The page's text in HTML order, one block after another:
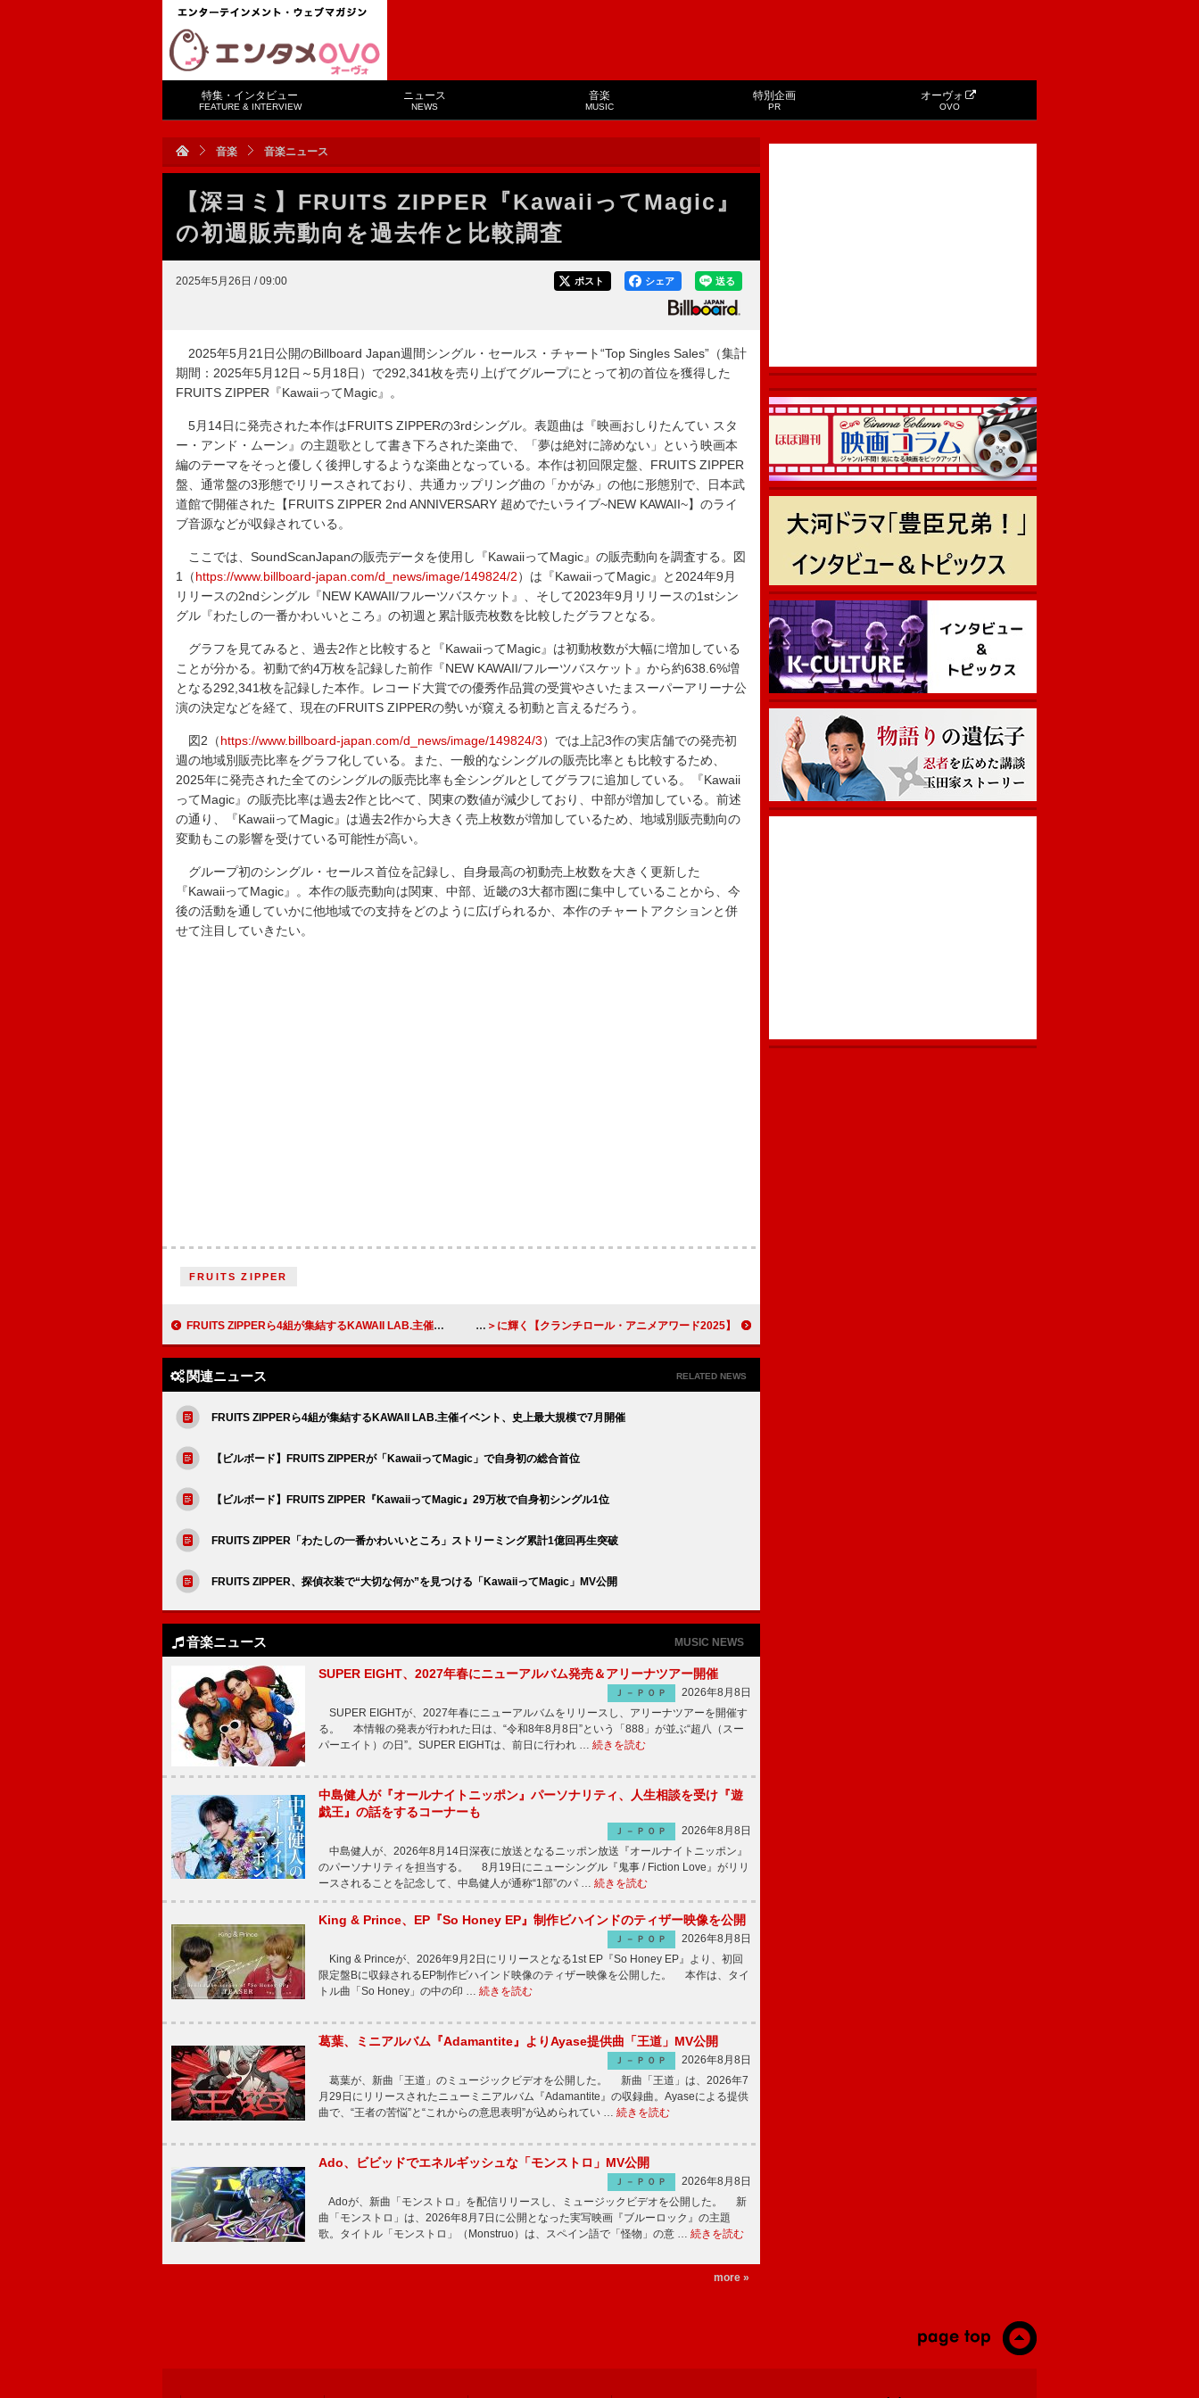
特集・インタビュー
FEATURE & INTERVIEW
ニュース
NEWS
音楽
MUSIC
特別企画
PR
オーヴォ
OVO
音楽 音楽ニュース
【深ヨミ】FRUITS ZIPPER『KawaiiってMagic』
の初週販売動向を過去作と比較調査
2025年5月26日 / 09:00 送る
シェア
ポスト
2025年5月21日公開のBillboard Japan週間シングル・セールス・チャート“Top Singles Sales”（集計
期間：2025年5月12日～5月18日）で292,341枚を売り上げてグループにとって初の首位を獲得した
FRUITS ZIPPER『KawaiiってMagic』。
5月14日に発売された本作はFRUITS ZIPPERの3rdシングル。表題曲は『映画おしりたんてい スタ
ー・アンド・ムーン』の主題歌として書き下ろされた楽曲で、「夢は絶対に諦めない」という映画本
編のテーマをそっと優しく後押しするような楽曲となっている。本作は初回限定盤、FRUITS ZIPPER
盤、通常盤の3形態でリリースされており、共通カップリング曲の「かがみ」の他に形態別で、日本武
道館で開催された【FRUITS ZIPPER 2nd ANNIVERSARY 超めでたいライブ~NEW KAWAII~】のライ
ブ音源などが収録されている。
ここでは、SoundScanJapanの販売データを使用し『KawaiiってMagic』の販売動向を調査する。図
1（https://www.billboard-japan.com/d_news/image/149824/2）は『KawaiiってMagic』と2024年9月
リリースの2ndシングル『NEW KAWAII/フルーツバスケット』、そして2023年9月リリースの1stシン
グル『わたしの一番かわいいところ』の初週と累計販売枚数を比較したグラフとなる。
グラフを見てみると、過去2作と比較すると『KawaiiってMagic』は初動枚数が大幅に増加している
ことが分かる。初動で約4万枚を記録した前作『NEW KAWAII/フルーツバスケット』から約638.6%増
となる292,341枚を記録した本作。レコード大賞での優秀作品賞の受賞やさいたまスーパーアリーナ公
演の決定などを経て、現在のFRUITS ZIPPERの勢いが窺える初動と言えるだろう。
図2（https://www.billboard-japan.com/d_news/image/149824/3）では上記3作の実店舗での発売初
週の地域別販売比率をグラフ化している。また、一般的なシングルの販売比率とも比較するため、
2025年に発売された全てのシングルの販売比率も全シングルとしてグラフに追加している。『Kawaii
ってMagic』の販売比率は過去2作と比べて、関東の数値が減少しており、中部が増加している。前述
の通り、『KawaiiってMagic』は過去2作から大きく売上枚数が増加しているため、地域別販売動向の
変動もこの影響を受けている可能性が高い。
グループ初のシングル・セールス首位を記録し、自身最高の初動売上枚数を大きく更新した
『KawaiiってMagic』。本作の販売動向は関東、中部、近畿の3大都市圏に集中していることから、今
後の活動を通していかに他地域での支持をどのように広げられるか、本作のチャートアクションと併
せて注目していきたい。
FRUITS ZIPPER
FRUITS ZIPPERら4組が集結するKAWAII LAB.主催イベント、史上最大規模で7月開催 【クランチロール・アニメアワード2025】Creepy Nuts「オトノケ」が＜最優秀アニソン賞＞受賞、『俺だけレベルアップな件』が＜アニメ・オブ・ザ・イヤー＞に輝く
関連ニュース RELATED NEWS
FRUITS ZIPPERら4組が集結するKAWAII LAB.主催イベント、史上最大規模で7月開催
【ビルボード】FRUITS ZIPPERが「KawaiiってMagic」で自身初の総合首位
【ビルボード】FRUITS ZIPPER『KawaiiってMagic』29万枚で自身初シングル1位
FRUITS ZIPPER「わたしの一番かわいいところ」ストリーミング累計1億回再生突破
FRUITS ZIPPER、探偵衣装で“大切な何か”を見つける「KawaiiってMagic」MV公開
音楽ニュース MUSIC NEWS
SUPER EIGHT、2027年春にニューアルバム発売＆アリーナツアー開催
Ｊ－ＰＯＰ
2026年8月8日
SUPER EIGHTが、2027年春にニューアルバムをリリースし、アリーナツアーを開催す
る。 本情報の発表が行われた日は、“令和8年8月8日”という「888」が並ぶ“超八（スー
パーエイト）の日”。SUPER EIGHTは、前日に行われ … 続きを読む
中島健人が『オールナイトニッポン』パーソナリティ、人生相談を受け『遊
戯王』の話をするコーナーも
Ｊ－ＰＯＰ
2026年8月8日
中島健人が、2026年8月14日深夜に放送となるニッポン放送『オールナイトニッポン』
のパーソナリティを担当する。 8月19日にニューシングル『鬼事 / Fiction Love』がリリ
ースされることを記念して、中島健人が通称“1部”のパ … 続きを読む
King & Prince、EP『So Honey EP』制作ビハインドのティザー映像を公開
Ｊ－ＰＯＰ
2026年8月8日
King & Princeが、2026年9月2日にリリースとなる1st EP『So Honey EP』より、初回
限定盤Bに収録されるEP制作ビハインド映像のティザー映像を公開した。 本作は、タイ
トル曲「So Honey」の中の印 … 続きを読む
葛葉、ミニアルバム『Adamantite』よりAyase提供曲「王道」MV公開
Ｊ－ＰＯＰ
2026年8月8日
葛葉が、新曲「王道」のミュージックビデオを公開した。 新曲「王道」は、2026年7
月29日にリリースされたニューミニアルバム『Adamantite』の収録曲。Ayaseによる提供
曲で、“王者の苦悩”と“これからの意思表明”が込められてい … 続きを読む
Ado、ビビッドでエネルギッシュな「モンストロ」MV公開
Ｊ－ＰＯＰ
2026年8月8日
Adoが、新曲「モンストロ」を配信リリースし、ミュージックビデオを公開した。 新
曲「モンストロ」は、2026年8月7日に公開となった実写映画『ブルーロック』の主題
歌。タイトル「モンストロ」（Monstruo）は、スペイン語で「怪物」の意 … 続きを読む
more »